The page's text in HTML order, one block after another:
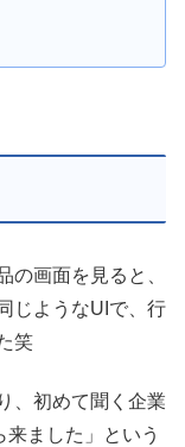
の画面を見ると、
じようなUIで、行
笑
、初めて聞く企業
ました」という